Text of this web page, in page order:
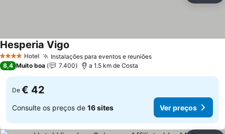
4 EstrelasHotel Instalações para eventos e reuniões
Hesperia Vigo
8,4 Muito boa 7.400 a 1.5 km de Costa
De € 42
Consulte os preços de 16 sites Ver preços